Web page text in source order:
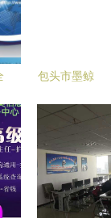
包头市墨鲸
务 专业信
息解决方案
的领航者